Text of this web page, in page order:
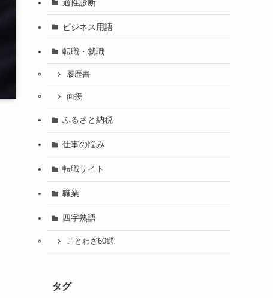
適性診断
ビジネス用語
転職・就職
履歴書
面接
ふるさと納税
仕事の悩み
転職サイト
職業
四字熟語
ことわざ60選
タグ